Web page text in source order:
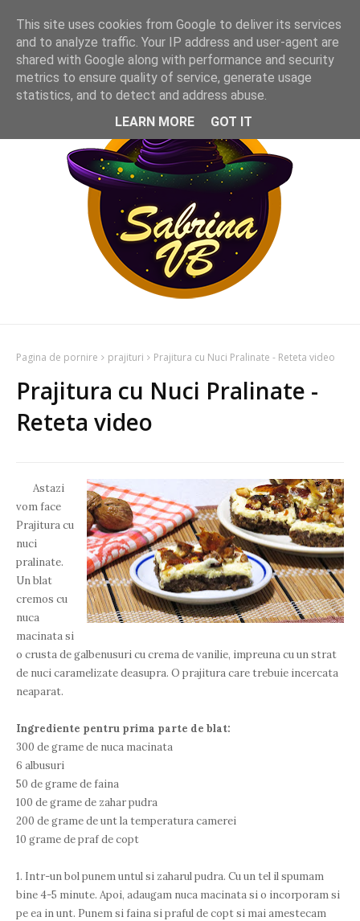
Pagina de pornire prajituri Prajitura cu Nuci Pralinate - Reteta video
Prajitura cu Nuci Pralinate -
Reteta video
Astazi
vom face
Prajitura cu
nuci
pralinate.
Un blat
cremos cu
nuca
macinata si
o crusta de galbenusuri cu crema de vanilie, impreuna cu un strat
de nuci caramelizate deasupra. O prajitura care trebuie incercata
neaparat.
Ingrediente pentru prima parte de blat:
300 de grame de nuca macinata
6 albusuri
50 de grame de faina
100 de grame de zahar pudra
200 de grame de unt la temperatura camerei
10 grame de praf de copt
1. Intr-un bol punem untul si zaharul pudra. Cu un tel il spumam
bine 4-5 minute. Apoi, adaugam nuca macinata si o incorporam si
pe ea in unt. Punem si faina si praful de copt si mai amestecam
This site uses cookies from Google to deliver its services
and to analyze traffic. Your IP address and user-agent are
shared with Google along with performance and security
metrics to ensure quality of service, generate usage
statistics, and to detect and address abuse.
LEARN MORE
GOT IT